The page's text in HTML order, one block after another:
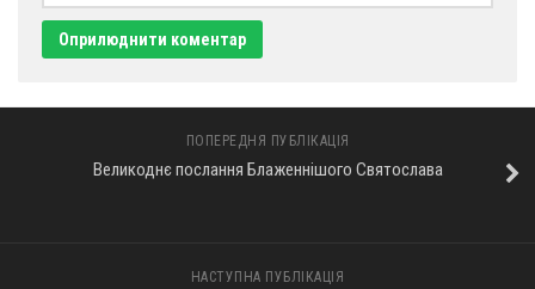
ПОПЕРЕДНЯ ПУБЛІКАЦІЯ
Великоднє послання Блаженнішого Cвятослава
НАСТУПНА ПУБЛІКАЦІЯ